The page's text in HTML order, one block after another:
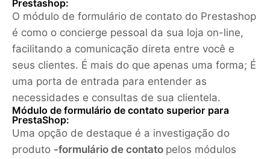
Prestashop:
O módulo de formulário de contato do Prestashop
é como o concierge pessoal da sua loja on-line,
facilitando a comunicação direta entre você e
seus clientes. É mais do que apenas uma forma; É
uma porta de entrada para entender as
necessidades e consultas de sua clientela.
Módulo de formulário de contato superior para
PrestaShop:
Uma opção de destaque é a investigação do
produto -formulário de contato pelos módulos